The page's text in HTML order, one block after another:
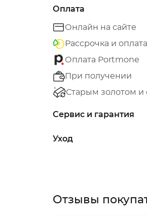
Оплата
Онлайн на сайте
Рассрочка и
Оплата Portmone
При получении
Старым золотом и
Сервис и гарантия
Уход
Отзывы